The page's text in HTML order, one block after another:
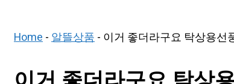
Home-알뜰상품- 이거 좋더라구요 탁상용선